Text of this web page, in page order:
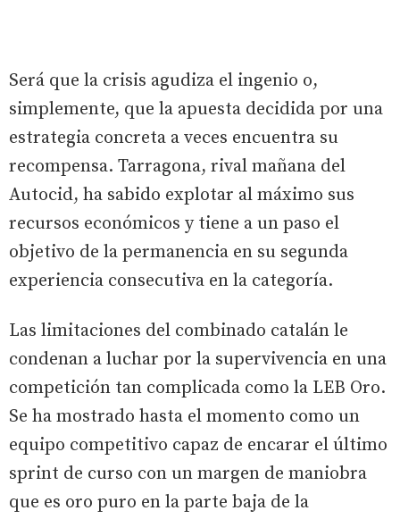
Será que la crisis agudiza el ingenio o,
simplemente, que la apuesta decidida por una
estrategia concreta a veces encuentra su
recompensa. Tarragona, rival mañana del
Autocid, ha sabido explotar al máximo sus
recursos económicos y tiene a un paso el
objetivo de la permanencia en su segunda
experiencia consecutiva en la categoría.
Las limitaciones del combinado catalán le
condenan a luchar por la supervivencia en una
competición tan complicada como la LEB Oro.
Se ha mostrado hasta el momento como un
equipo competitivo capaz de encarar el último
sprint de curso con un margen de maniobra
que es oro puro en la parte baja de la